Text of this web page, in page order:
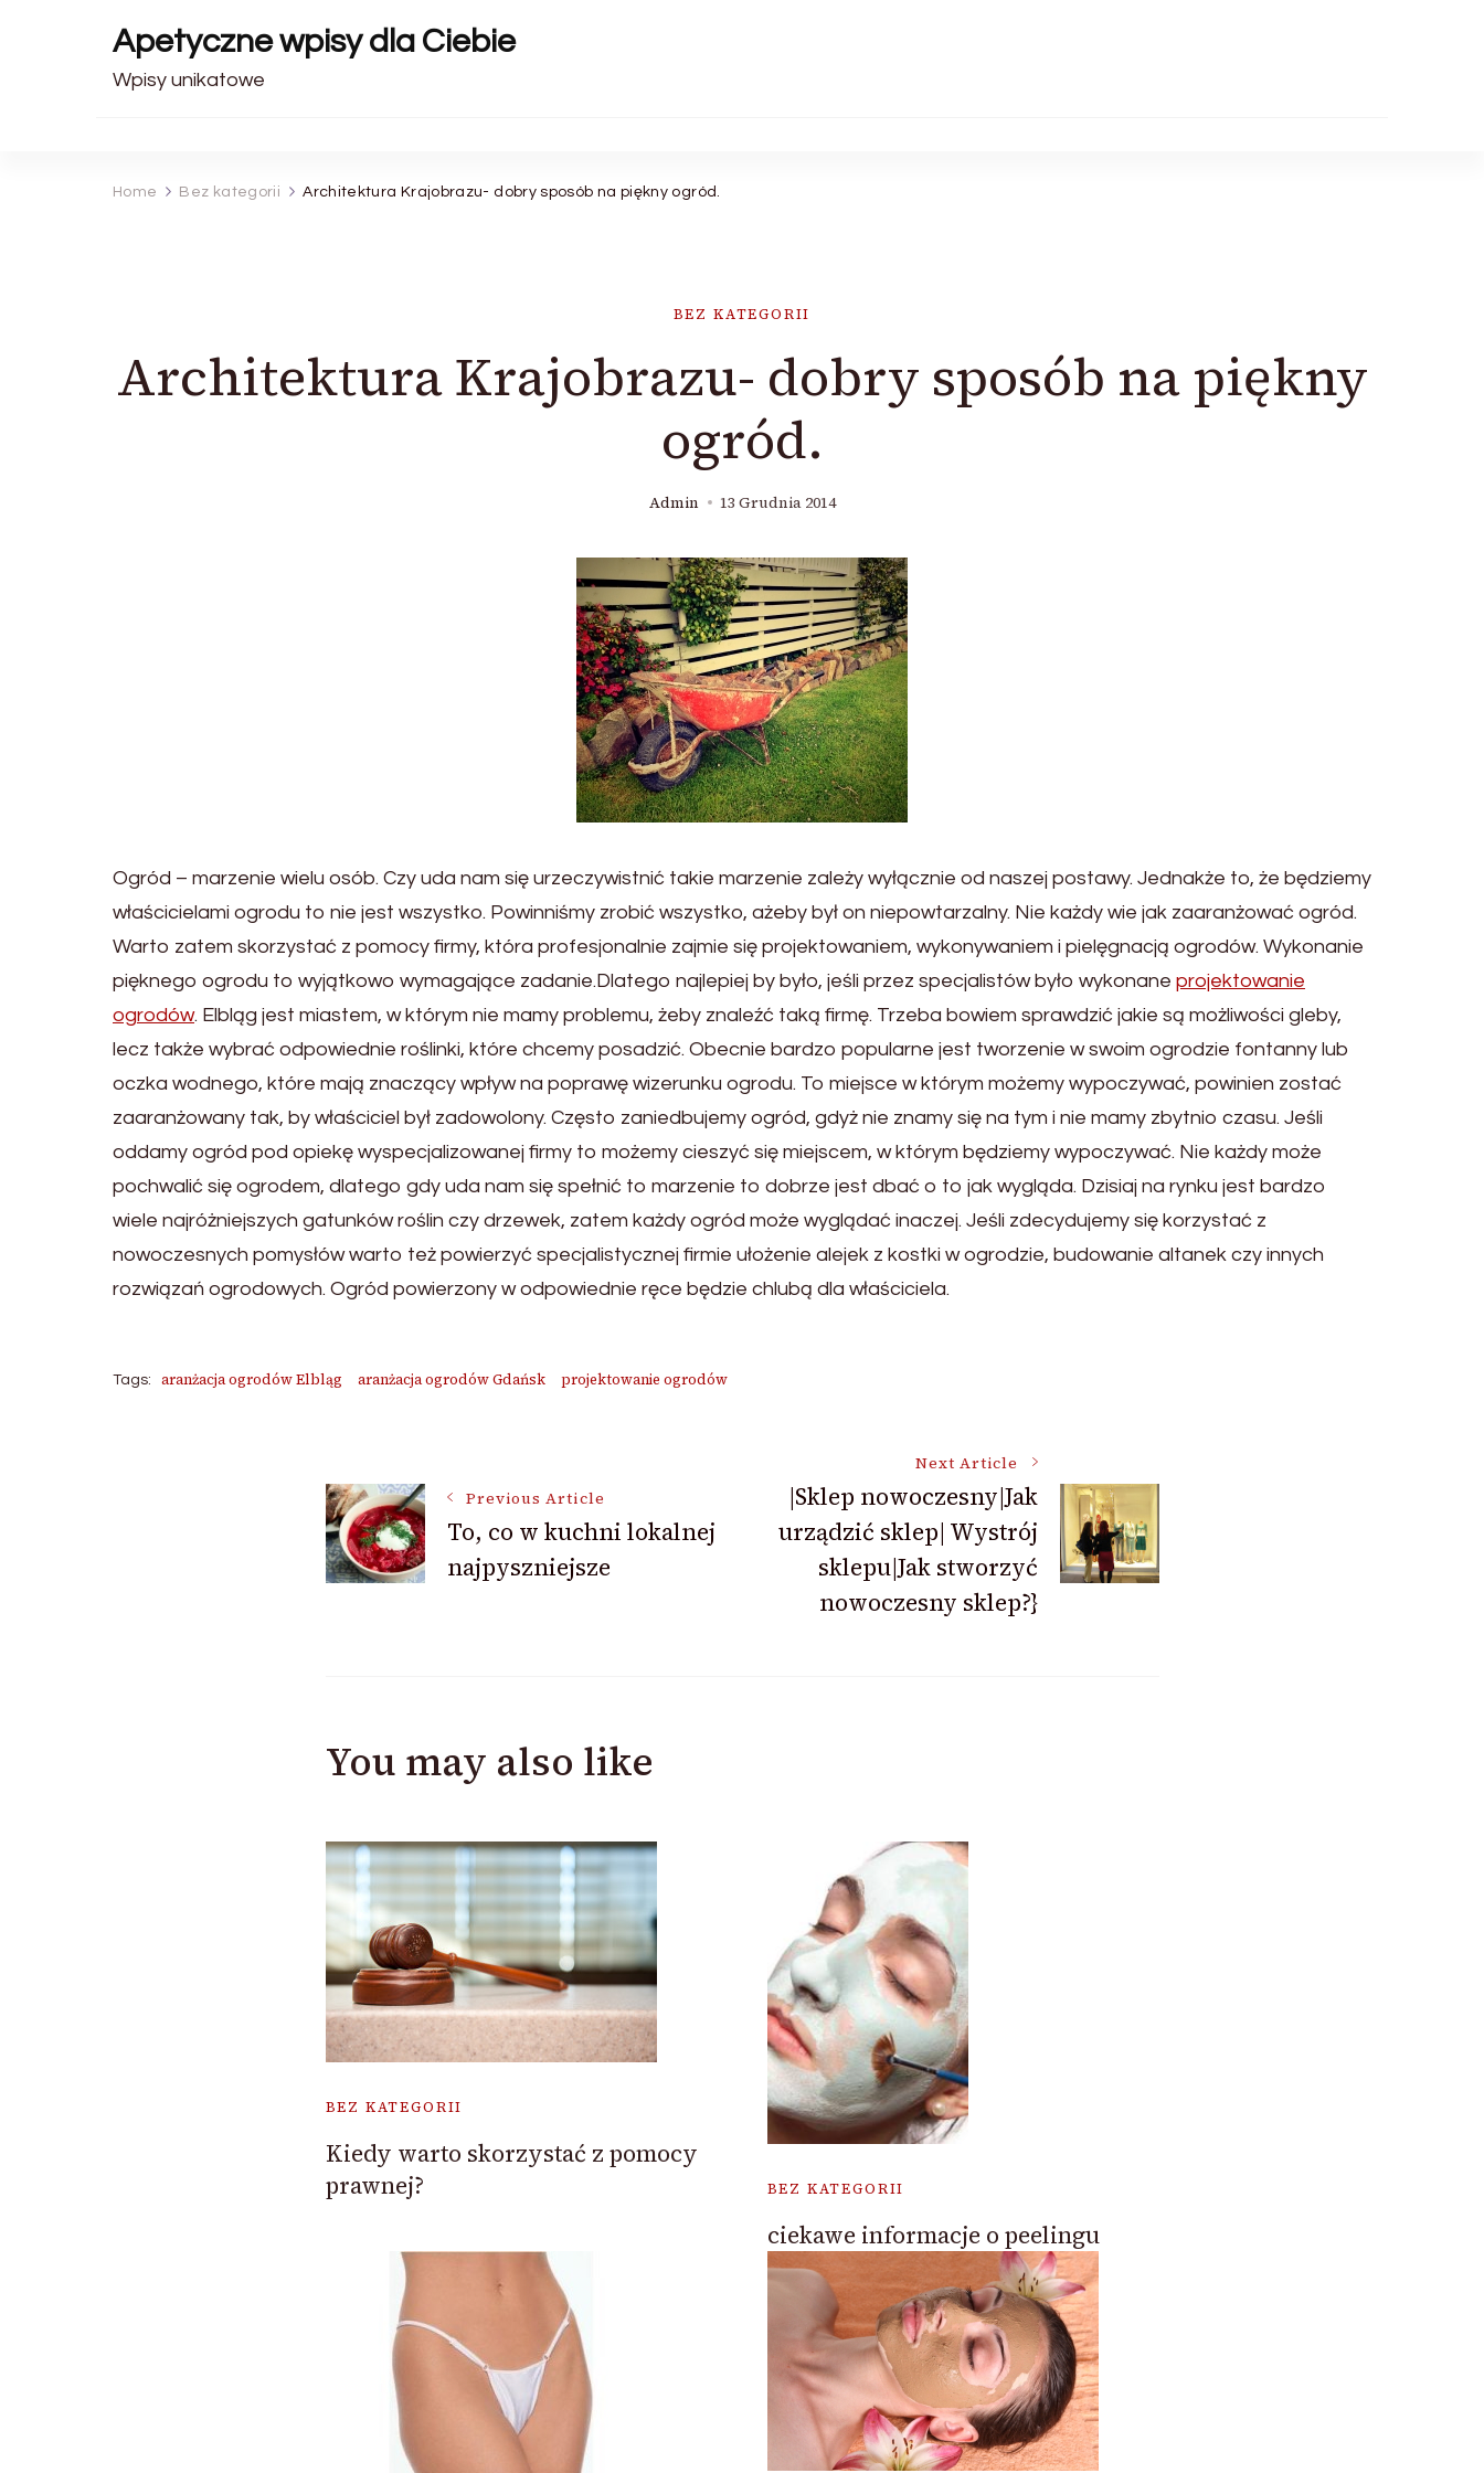
Apetyczne wpisy dla Ciebie
Wpisy unikatowe
Home Bez kategorii Architektura Krajobrazu- dobry sposób na piękny ogród.
BEZ KATEGORII
Architektura Krajobrazu- dobry sposób na piękny
ogród.
Admin 13 Grudnia 2014
Ogród – marzenie wielu osób. Czy uda nam się urzeczywistnić takie marzenie zależy wyłącznie od naszej postawy. Jednakże to, że będziemy
właścicielami ogrodu to nie jest wszystko. Powinniśmy zrobić wszystko, ażeby był on niepowtarzalny. Nie każdy wie jak zaaranżować ogród.
Warto zatem skorzystać z pomocy firmy, która profesjonalnie zajmie się projektowaniem, wykonywaniem i pielęgnacją ogrodów. Wykonanie
pięknego ogrodu to wyjątkowo wymagające zadanie.Dlatego najlepiej by było, jeśli przez specjalistów było wykonane projektowanie
ogrodów. Elbląg jest miastem, w którym nie mamy problemu, żeby znaleźć taką firmę. Trzeba bowiem sprawdzić jakie są możliwości gleby,
lecz także wybrać odpowiednie roślinki, które chcemy posadzić. Obecnie bardzo popularne jest tworzenie w swoim ogrodzie fontanny lub
oczka wodnego, które mają znaczący wpływ na poprawę wizerunku ogrodu. To miejsce w którym możemy wypoczywać, powinien zostać
zaaranżowany tak, by właściciel był zadowolony. Często zaniedbujemy ogród, gdyż nie znamy się na tym i nie mamy zbytnio czasu. Jeśli
oddamy ogród pod opiekę wyspecjalizowanej firmy to możemy cieszyć się miejscem, w którym będziemy wypoczywać. Nie każdy może
pochwalić się ogrodem, dlatego gdy uda nam się spełnić to marzenie to dobrze jest dbać o to jak wygląda. Dzisiaj na rynku jest bardzo
wiele najróżniejszych gatunków roślin czy drzewek, zatem każdy ogród może wyglądać inaczej. Jeśli zdecydujemy się korzystać z
nowoczesnych pomysłów warto też powierzyć specjalistycznej firmie ułożenie alejek z kostki w ogrodzie, budowanie altanek czy innych
rozwiązań ogrodowych. Ogród powierzony w odpowiednie ręce będzie chlubą dla właściciela.
Tags: aranżacja ogrodów Elbląg aranżacja ogrodów Gdańsk projektowanie ogrodów
Post
Navigation
Previous Article
To, co w kuchni lokalnej
najpyszniejsze
Next Article
|Sklep nowoczesny|Jak
urządzić sklep| Wystrój
sklepu|Jak stworzyć
nowoczesny sklep?}
You may also like
BEZ KATEGORII
Kiedy warto skorzystać z pomocy
prawnej?
BEZ KATEGORII
ciekawe informacje o peelingu